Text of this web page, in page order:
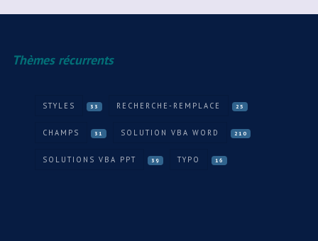
Thèmes récurrents
STYLES 33 RECHERCHE-REMPLACE 25
CHAMPS 31 SOLUTION VBA WORD 210
SOLUTIONS VBA PPT 39 TYPO 16